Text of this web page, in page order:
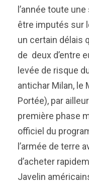
l’année toute
être imputés sur
un certain délais
de deux d’entre
levée de risque
antichar Milan, le
Portée), par
première phase
officiel du
l’armée de terre
d’acheter
Javelin